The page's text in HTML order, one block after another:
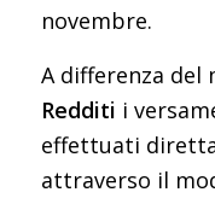
novembre.
A differenza del
Redditi i
effettuati
attraverso il